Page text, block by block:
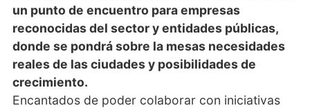
un punto de encuentro para empresas
reconocidas del sector y entidades públicas,
donde se pondrá sobre la mesas necesidades
reales de las ciudades y posibilidades de
crecimiento.
Encantados de poder colaborar con iniciativas